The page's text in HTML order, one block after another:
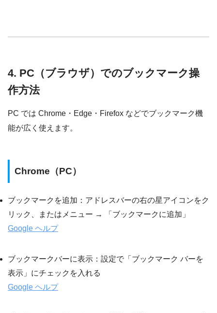
4. PC（ブラウザ）でのブックマーク操
作方法
PC では Chrome・Edge・Firefox などでブックマーク機
能が広く使えます。
Chrome（PC）
ブックマークを追加：アドレスバーの右の星アイコンをク
リック、またはメニュー → 「ブックマークに追加」
Google ヘルプ
ブックマークバーに表示：設定で「ブックマーク バーを
表示」にチェックを入れる
Google ヘルプ